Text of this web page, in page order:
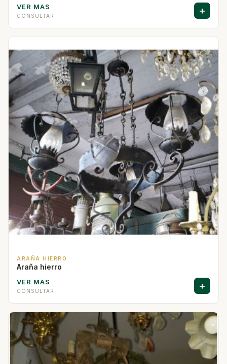
VER MAS
CONSULTAR +
ARAÑA HIERRO
Araña hierro
VER MAS
CONSULTAR +